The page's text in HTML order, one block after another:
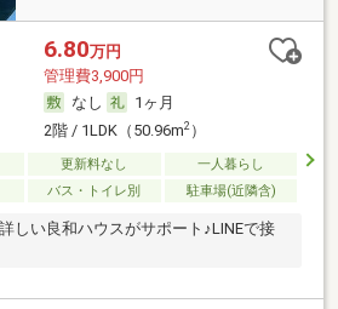
6.80万円
管理費3,900円
なし
1ヶ月
2階 / 1LDK（50.96m2）
更新料なし
一人暮らし
バス・トイレ別 駐車場(近隣含)
しい良和ハウスがサポート♪LINEで接